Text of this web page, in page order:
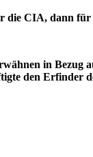
die CIA, dann
in
den Erfinder